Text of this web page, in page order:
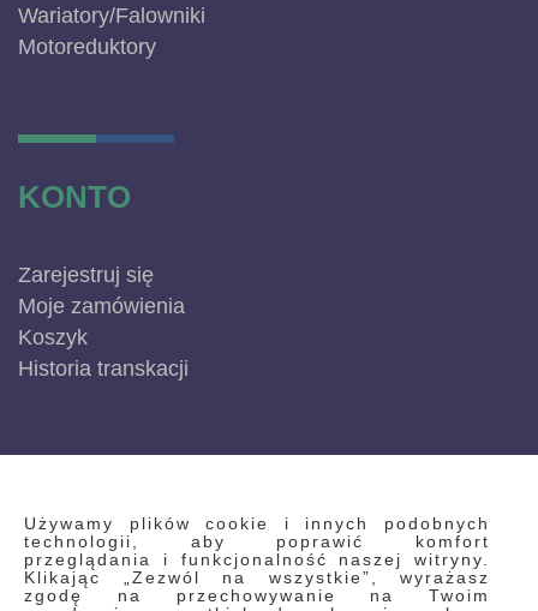
Używamy plików cookie i innych podobnych
technologii, aby poprawić komfort
przeglądania i funkcjonalność naszej witryny.
Klikając „Zezwól na wszystkie”, wyrażasz
zgodę na przechowywanie na Twoim
Wariatory/Falowniki
Motoreduktory
KONTO
Zarejestruj się
Moje zamówienia
Koszyk
Historia transkacji
INFORMACJE
Regulamin